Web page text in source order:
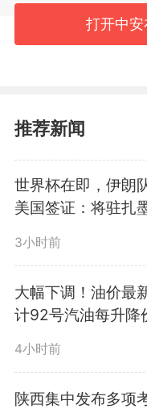
近日，云南
区域开展联
擅自进入苍
打开中
推荐新闻
世界杯在即，伊朗
美国签证：将驻扎
3小时前
大幅下调！油价最
计92号汽油每升降
4小时前
陕西集中发布多项